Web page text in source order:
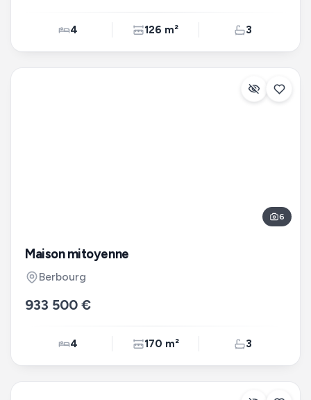
4 126 m² 3
6
Maison mitoyenne
Berbourg
933 500 €
4 170 m² 3